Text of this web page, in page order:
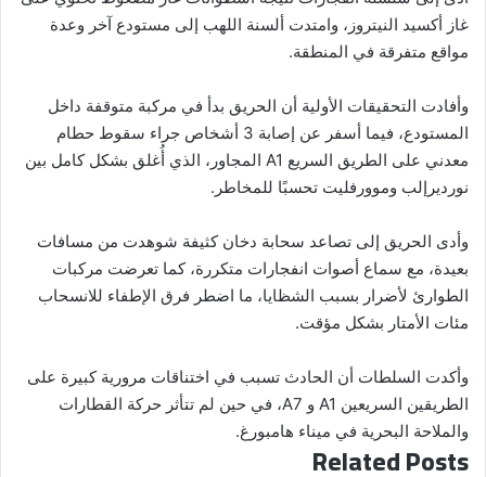
غاز أكسيد النيتروز، وامتدت ألسنة اللهب إلى مستودع آخر وعدة
مواقع متفرقة في المنطقة.
وأفادت التحقيقات الأولية أن الحريق بدأ في مركبة متوقفة داخل
المستودع، فيما أسفر عن إصابة 3 أشخاص جراء سقوط حطام
معدني على الطريق السريع A1 المجاور، الذي أُغلق بشكل كامل بين
نورديرإلب وموورفليت تحسبًا للمخاطر.
وأدى الحريق إلى تصاعد سحابة دخان كثيفة شوهدت من مسافات
بعيدة، مع سماع أصوات انفجارات متكررة، كما تعرضت مركبات
الطوارئ لأضرار بسبب الشظايا، ما اضطر فرق الإطفاء للانسحاب
مئات الأمتار بشكل مؤقت.
وأكدت السلطات أن الحادث تسبب في اختناقات مرورية كبيرة على
الطريقين السريعين A1 و A7، في حين لم تتأثر حركة القطارات
والملاحة البحرية في ميناء هامبورغ.
Related Posts